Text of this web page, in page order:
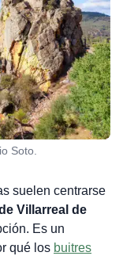
Soto.
suelen centrarse
Villarreal de
Es un
qué los buitres